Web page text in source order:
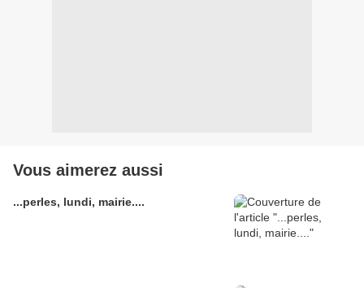
Vous aimerez aussi
...perles, lundi, mairie....